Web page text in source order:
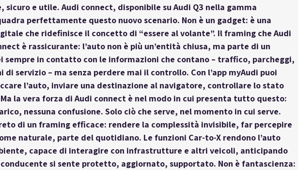
sicuro e utile. Audi connect, disponibile su Audi Q3 nella gamma
perfettamente questo nuovo scenario. Non è un gadget: è una
che ridefinisce il concetto di “essere al volante”. Il framing che Audi
è rassicurante: l’auto non è più un’entità chiusa, ma parte di un
sempre in contatto con le informazioni che contano – traffico, parcheggi,
servizio – ma senza perdere mai il controllo. Con l’app myAudi puoi
l’auto, inviare una destinazione al navigatore, controllare lo stato
la vera forza di Audi connect è nel modo in cui presenta tutto questo:
nessuna confusione. Solo ciò che serve, nel momento in cui serve.
di un framing efficace: rendere la complessità invisibile, far percepire
naturale, parte del quotidiano. Le funzioni Car-to-X rendono l’auto
capace di interagire con infrastrutture e altri veicoli, anticipando
si sente protetto, aggiornato, supportato. Non è fantascienza: